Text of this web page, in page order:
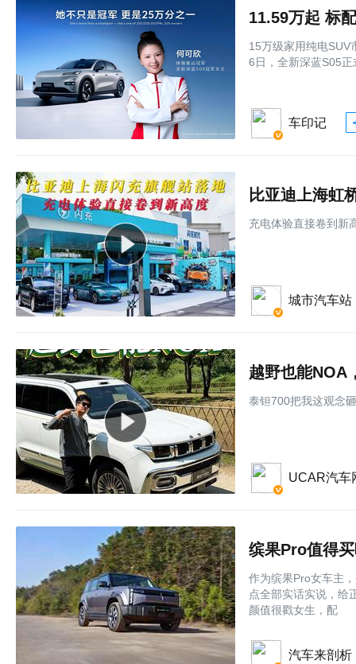
11.59万起 标
15万级家用纯电SUV
6日，全新深蓝S05
车印记
比亚迪上海虹
充电体验直接卷到新
城市汽车站
越野也能NOA
泰钽700把我这观念
UCAR汽车
缤果Pro值得
作为缤果Pro女车主
点全部实话实说，给
颜值很戳女生，配
汽车来剖析